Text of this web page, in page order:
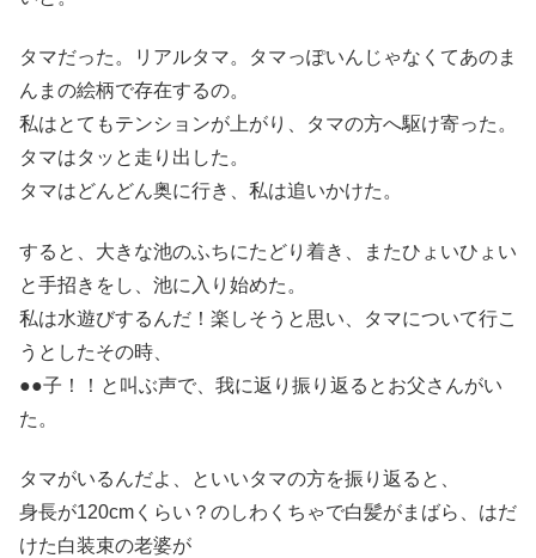
タマだった。リアルタマ。タマっぽいんじゃなくてあのま
んまの絵柄で存在するの。
私はとてもテンションが上がり、タマの方へ駆け寄った。
タマはタッと走り出した。
タマはどんどん奥に行き、私は追いかけた。
すると、大きな池のふちにたどり着き、またひょいひょい
と手招きをし、池に入り始めた。
私は水遊びするんだ！楽しそうと思い、タマについて行こ
うとしたその時、
●●子！！と叫ぶ声で、我に返り振り返るとお父さんがい
た。
タマがいるんだよ、といいタマの方を振り返ると、
身長が120cmくらい？のしわくちゃで白髪がまばら、はだ
けた白装束の老婆が